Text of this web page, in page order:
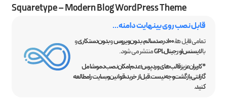
Squaretype – Modern Blog WordPress Theme
قابل نصب روی بینهایت دامنه...
تمامی فایل ها،100 درصد سالم ،بدون ویروسوبدون دستکاریو
بالایسنس اورجینال GPL
منتشر می شود.
*کاربران عزیز قالب‌های وردپرس؛ عدم امکان نصب دمو، شامل
گارانتی بازگشت وجه نیست. قبل از خرید، قوانین وبسایت را مطالعه
کنید.